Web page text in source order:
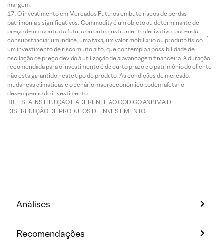
margem.
O investimento em Mercados Futuros embute riscos de perdas
patrimoniais significativos. Commodity é um objeto ou determinante de
preço de um contrato futuro ou outro instrumento derivativo, podendo
consubstanciar um índice, uma taxa, um valor mobiliário ou produto físico. É
um investimento de risco muito alto, que contempla a possibilidade de
oscilação de preço devido à utilização de alavancagem financeira. A duração
recomendada para o investimento é de curto prazo e o patrimônio do cliente
não está garantido neste tipo de produto. As condições de mercado,
mudanças climáticas e o cenário macroeconômico podem afetar o
desempenho do investimento.
ESTA INSTITUIÇÃO É ADERENTE AO CÓDIGO ANBIMA DE
DISTRIBUIÇÃO DE PRODUTOS DE INVESTIMENTO.
Análises
Recomendações